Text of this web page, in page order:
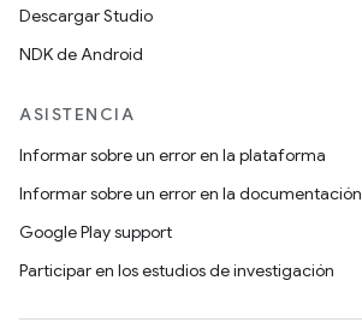
Descargar Studio
NDK de Android
ASISTENCIA
Informar sobre un error en la plataforma
Informar sobre un error en la documentación
Google Play support
Participar en los estudios de investigación